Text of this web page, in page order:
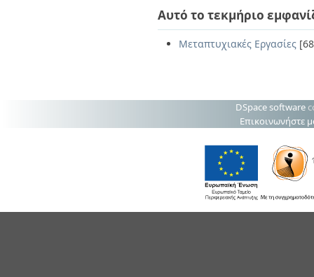
Αυτό το τεκμήριο
Μεταπτυχιακές Εργασίες
DSpace software
Επικοινωνήστε